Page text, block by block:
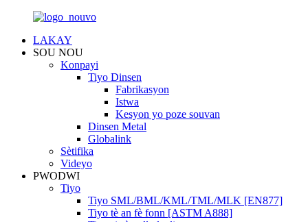
LAKAY
SOU NOU
Konpayi
Tiyo Dinsen
Fabrikasyon
Istwa
Kesyon yo poze souvan
Dinsen Metal
Globalink
Sètifika
Videyo
PWODWI
Tiyo
Tiyo SML/BML/KML/TML/MLK [EN877]
Tiyo tè an fè fonn [ASTM A888]